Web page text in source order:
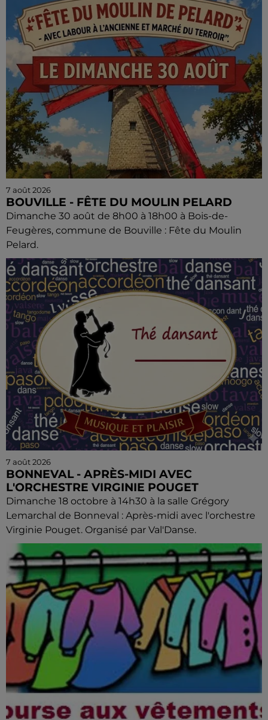
7 août 2026
BOUVILLE - FÊTE DU MOULIN PELARD
Dimanche 30 août de 8h00 à 18h00 à Bois-de-
Feugères, commune de Bouville : Fête du Moulin
Pelard.
7 août 2026
BONNEVAL - APRÈS-MIDI AVEC
L'ORCHESTRE VIRGINIE POUGET
Dimanche 18 octobre à 14h30 à la salle Grégory
Lemarchal de Bonneval : Après-midi avec l'orchestre
Virginie Pouget. Organisé par Val'Danse.